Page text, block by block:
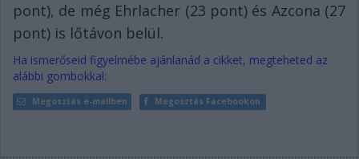
pont), de még Ehrlacher (23 pont) és Azcona (27
pont) is lőtávon belül.
Ha ismerőseid figyelmébe ajánlanád a cikket, megteheted az
alábbi gombokkal:
Megosztás e-mailben Megosztás Facebookon